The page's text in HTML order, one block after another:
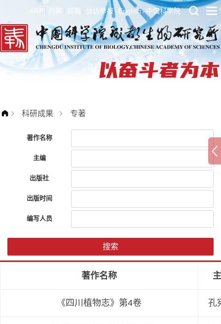
ARP 内网 邮箱 信访举报 English 中国科学院
科研成果 专著
著作名称
主编
出版社
出版时间
编写人员
搜索
著作名称
《四川植物志》第4卷 孔